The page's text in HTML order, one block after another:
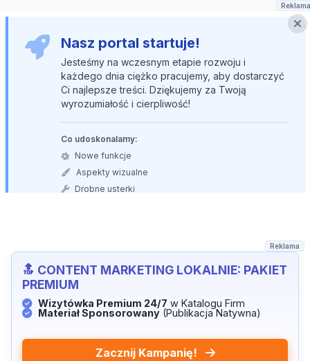
Reklama
Nasz portal startuje!
Jesteśmy na wczesnym etapie rozwoju i
każdego dnia ciężko pracujemy, aby dostarczyć
Ci najlepsze treści. Dziękujemy za Twoją
wyrozumiałość i cierpliwość!
Co udoskonalamy:
Nowe funkcje
Aspekty wizualne
Drobne usterki
PRZESTAŃ CZEKAĆ, ZACZNIJ
ZARABIAĆ LOKALNIE!
Twój biznes usługowy zasługuje na najlepszą widoczność
w Powiecie Bełchatowskim.
WIZYTÓWKA PREMIUM 24/7